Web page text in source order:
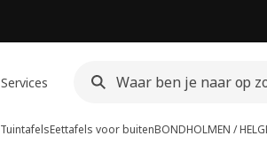
Services
TuintafelsEettafels voor buitenBONDHOLMEN /